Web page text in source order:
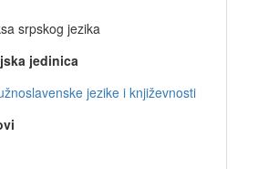
srpskog jezika
jedinica
jezike i književnosti